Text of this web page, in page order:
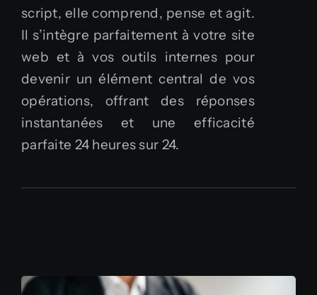
script, elle comprend, pense et agit.
Il s’intègre parfaitement à votre site
web et à vos outils internes pour
devenir un élément central de vos
opérations, offrant des réponses
instantanées et une efficacité
parfaite 24 heures sur 24.